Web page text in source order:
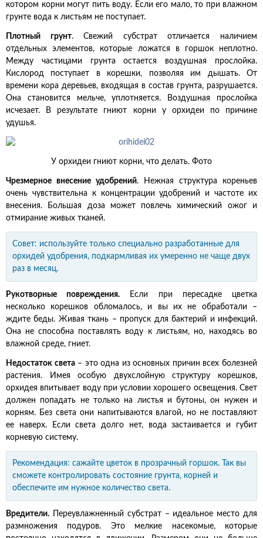
котором корни могут пить воду. Если его мало, то при влажном
грунте вода к листьям не поступает.
Плотный грунт. Свежий субстрат отличается наличием
отдельных элементов, которые ложатся в горшок неплотно.
Между частицами грунта остается воздушная прослойка.
Кислород поступает в корешки, позволяя им дышать. От
времени кора деревьев, входящая в состав грунта, разрушается.
Она становится мельче, уплотняется. Воздушная прослойка
исчезает. В результате гниют корни у орхидеи по причине
удушья.
У орхидеи гниют корни, что делать. Фото
Чрезмерное внесение удобрений. Нежная структура кореньев
очень чувствительна к концентрации удобрений и частоте их
внесения. Большая доза может повлечь химический ожог и
отмирание живых тканей.
Совет: используйте только специально разработанные для
орхидей удобрения, подкармливая их умеренно не чаще двух
раз в месяц.
Рукотворные повреждения. Если при пересадке цветка
несколько корешков обломалось, и вы их не обработали –
ждите беды. Живая ткань – пропуск для бактерий и инфекций.
Она не способна поставлять воду к листьям, но, находясь во
влажной среде, гниет.
Недостаток света– это одна из основных причин всех болезней
растения. Имея особую двухслойную структуру корешков,
орхидея впитывает воду при условии хорошего освещения. Свет
должен попадать не только на листья и бутоны, он нужен и
корням. Без света они напитываются влагой, но не поставляют
ее наверх. Если света долго нет, вода застаивается и губит
корневую систему.
Рекомендация: сажайте цветок в прозрачный горшок. Так вы
сможете контролировать состояние грунта, корней и
обеспечите им нужное количество света.
Вредители. Переувлажненный субстрат – идеальное место для
размножения подуров. Это мелкие насекомые, которые